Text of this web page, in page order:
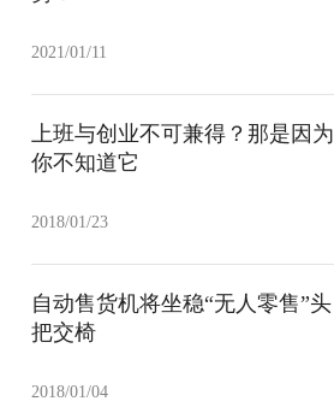
2021/01/11
上班与创业不可兼得？那是因为
你不知道它
2018/01/23
自动售货机将坐稳“无人零售”头
把交椅
2018/01/04